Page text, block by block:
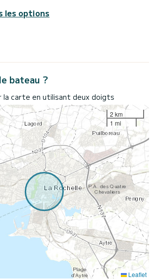
les options
bateau ?
la carte en utilisant deux doigts
2 km
1 mi
Leaflet